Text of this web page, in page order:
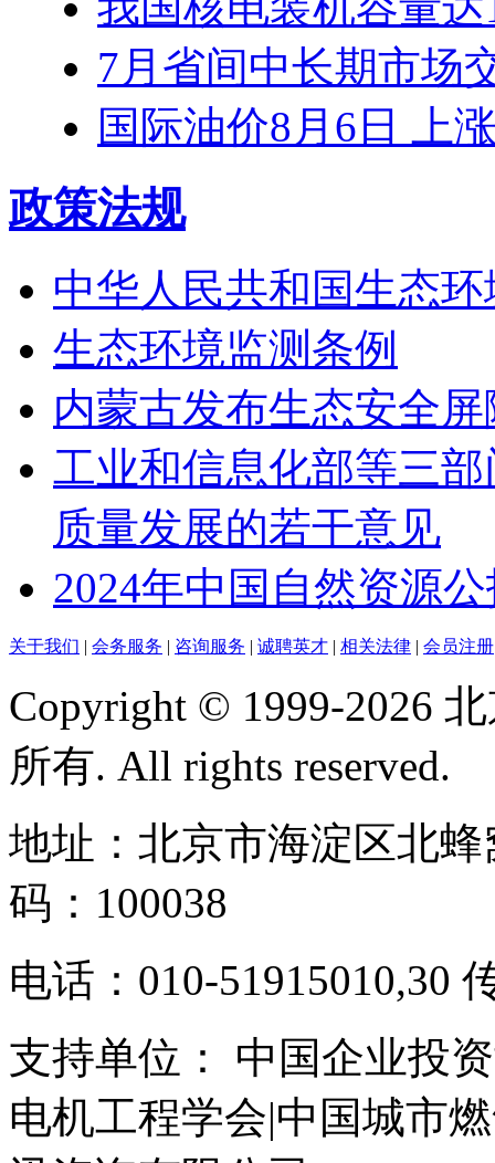
7月省间中长期市场
国际油价8月6日 上
政策法规
中华人民共和国生态
生态环境监测条例
内蒙古发布生态安全
工业和信息化部等三
质量发展的若干意见
2024年中国自然资源
关于我们 | 会务服务 | 咨询服务 | 诚聘英才 | 相关法律 | 会员注册
Copyright © 1999-2026
所有. All rights reserved.
地址：北京市海淀区北
码：100038
电话：010-51915010,30
支持单位： 中国企业投
电机工程学会|中国城市